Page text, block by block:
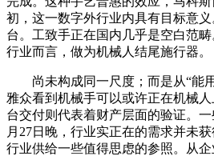
初，这一数字外行业内具有目标意
台。工致手正在国内几乎是空白范
行业而言，做为机械人结尾施行器。
尚未构成同一尺度；而是从“能用
雅众看到机械手可以或许正在机械
台交付则代表着财产层面的验证。
月27日晚，行业实正在的需求并未
行业供给一些值得思虑的参照。从